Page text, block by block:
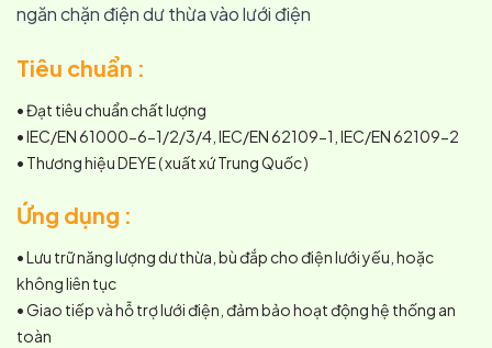
ngăn chặn điện dư thừa vào lưới điện
Tiêu chuẩn :
• Đạt tiêu chuẩn chất lượng
• IEC/EN 61000-6-1/2/3/4, IEC/EN 62109-1, IEC/EN 62109-2
• Thương hiệu DEYE ( xuất xứ Trung Quốc )
Ứng dụng :
• Lưu trữ năng lượng dư thừa, bù đắp cho điện lưới yếu, hoặc
không liên tục
• Giao tiếp và hỗ trợ lưới điện, đảm bảo hoạt động hệ thống an
toàn